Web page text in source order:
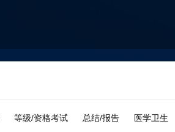
等级/资格考试 总结/报告
医学卫生